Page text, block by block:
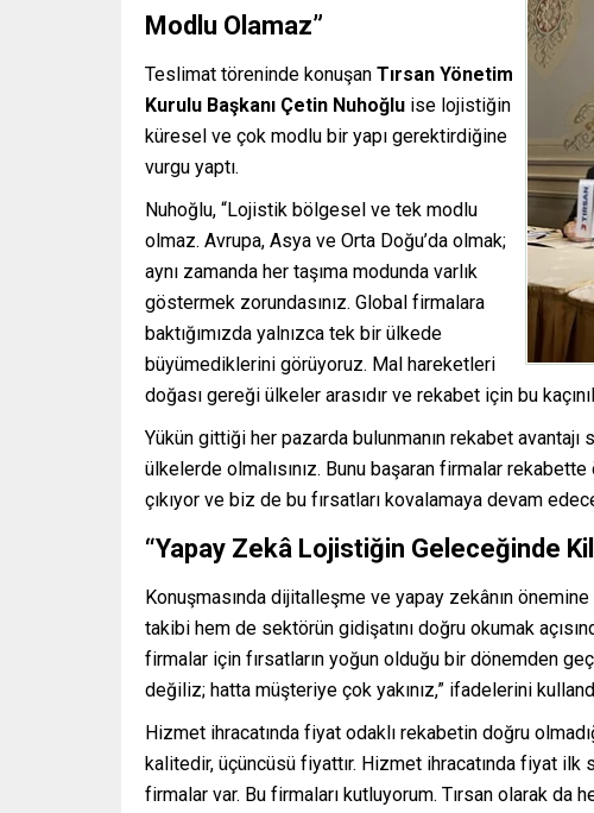
Modlu Olamaz”
Teslimat töreninde konuşan Tırsan Yönetim
Kurulu Başkanı Çetin Nuhoğlu ise lojistiğin
küresel ve çok modlu bir yapı gerektirdiğine
vurgu yaptı.
Nuhoğlu, “Lojistik bölgesel ve tek modlu
olmaz. Avrupa, Asya ve Orta Doğu’da olmak;
aynı zamanda her taşıma modunda varlık
göstermek zorundasınız. Global firmalara
baktığımızda yalnızca tek bir ülkede
büyümediklerini görüyoruz. Mal hareketleri
doğası gereği ülkeler arasıdır ve rekabet için bu
Yükün gittiği her pazarda bulunmanın rekabet avantajı
ülkelerde olmalısınız. Bunu başaran firmalar
çıkıyor ve biz de bu fırsatları kovalamaya devam
“Yapay Zekâ Lojistiğin Geleceğinde
Konuşmasında dijitalleşme ve yapay zekânın
takibi hem de sektörün gidişatını doğru okumak
firmalar için fırsatların yoğun olduğu bir dönemden
değiliz; hatta müşteriye çok yakınız,” ifadelerini
Hizmet ihracatında fiyat odaklı rekabetin doğru
kalitedir, üçüncüsü fiyattır. Hizmet ihracatında fiyat ilk
firmalar var. Bu firmaları kutluyorum. Tırsan olarak da